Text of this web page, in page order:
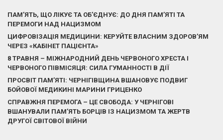
ПАМ’ЯТЬ, ЩО ЛІКУЄ ТА ОБ’ЄДНУЄ: ДО ДНЯ ПАМ’ЯТІ ТА
ПЕРЕМОГИ НАД НАЦИЗМОМ
ЦИФРОВІЗАЦІЯ МЕДИЦИНИ: КЕРУЙТЕ ВЛАСНИМ ЗДОРОВ’ЯМ
ЧЕРЕЗ «КАБІНЕТ ПАЦІЄНТА»
8 ТРАВНЯ – МІЖНАРОДНИЙ ДЕНЬ ЧЕРВОНОГО ХРЕСТА І
ЧЕРВОНОГО ПІВМІСЯЦЯ: СИЛА ГУМАННОСТІ В ДІЇ
ПРОСВІТ ПАМ’ЯТІ: ЧЕРНІГІВЩИНА ВШАНОВУЄ ПОДВИГ
БОЙОВОЇ МЕДИКИНІ МАРИНИ ГРИЦЕНКО
СПРАВЖНЯ ПЕРЕМОГА – ЦЕ СВОБОДА: У ЧЕРНІГОВІ
ВШАНУВАЛИ ПАМ’ЯТЬ БОРЦІВ ІЗ НАЦИЗМОМ ТА ЖЕРТВ
ДРУГОЇ СВІТОВОЇ ВІЙНИ